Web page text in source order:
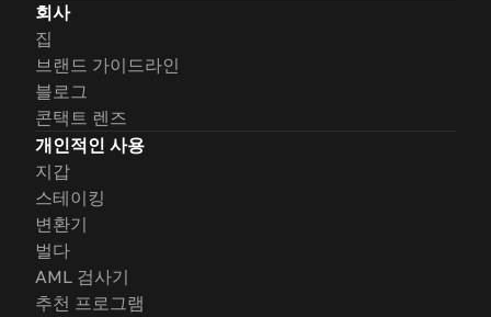
회사
집
브랜드 가이드라인
블로그
콘택트 렌즈
개인적인 사용
지갑
스테이킹
변환기
벌다
AML 검사기
추천 프로그램